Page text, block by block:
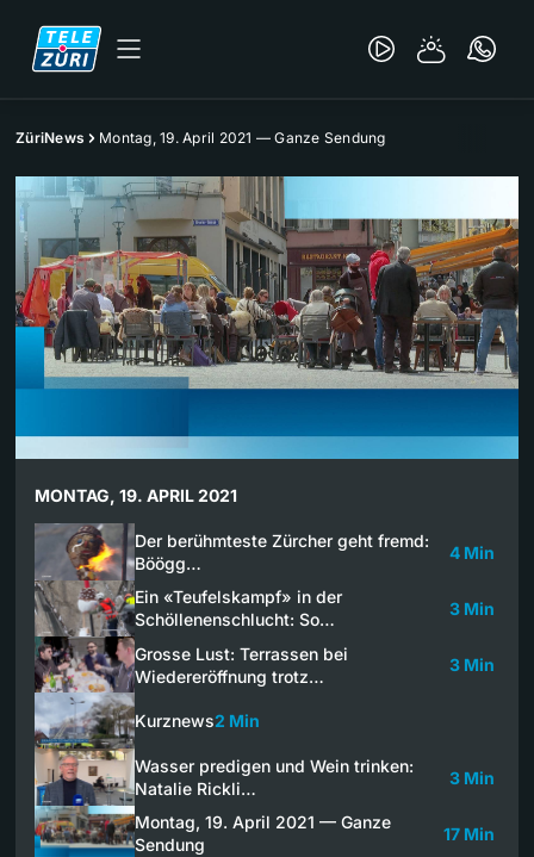
ZüriNews Montag, 19. April 2021 — Ganze Sendung
MONTAG, 19. APRIL 2021
Der berühmteste Zürcher geht fremd:
Böögg…
4 Min
Ein «Teufelskampf» in der
Schöllenenschlucht: So…
3 Min
Grosse Lust: Terrassen bei
Wiedereröffnung trotz…
3 Min
Kurznews2 Min
Wasser predigen und Wein trinken:
Natalie Rickli…
3 Min
Montag, 19. April 2021 — Ganze
Sendung
17 Min